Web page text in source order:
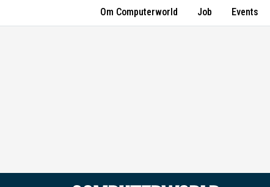
Om Computerworld Job Events